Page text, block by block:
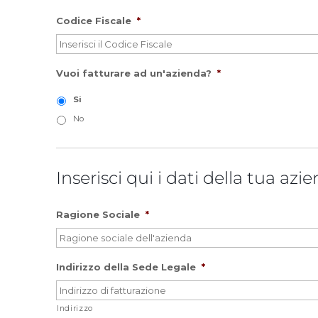
Codice Fiscale *
Vuoi fatturare ad un'azienda? *
Si
No
Inserisci qui i dati della tua
Ragione Sociale *
Indirizzo della Sede Legale *
Indirizzo